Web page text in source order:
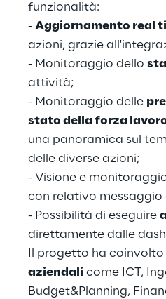
funzionalità:
- Aggiornamento real
azioni, grazie
- Monitoraggio dello
attività;
- Monitoraggio delle
stato della forza
una panoramica sul
delle diverse azioni;
- Visione e
con relativo messaggio
- Possibilità di eseguire
direttamente dalle
Il progetto ha coinvolto
aziendali come ICT,
Budget&Planning,